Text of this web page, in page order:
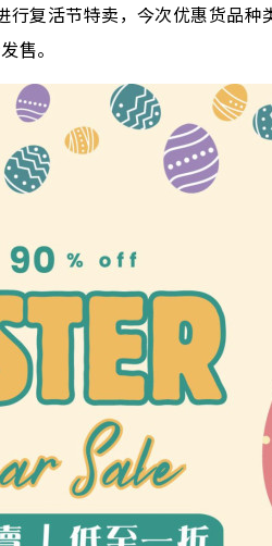
复活节特卖，今次优惠货品
售。